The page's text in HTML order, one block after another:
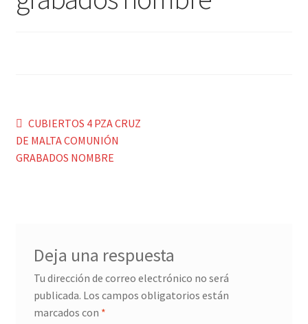
Decoración, cuadros y espejos
Detalles ceremonia, regalo publicitario, promocional
¿Quiénes somos?
Contacto
Navegación
de
Anterior:
CUBIERTOS 4 PZA CRUZ
DE MALTA COMUNIÓN
GRABADOS NOMBRE
Deja una respuesta
Tu dirección de correo electrónico no será
publicada. Los campos obligatorios están
marcados con *